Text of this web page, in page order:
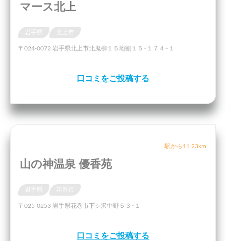
マース北上
岩手県
〒024-0072 岩手県北上市北鬼柳１５地割１５−１７４−１
口コミをご投稿する
駅から11.23km
山の神温泉 優香苑
岩手県
〒025-0253 岩手県花巻市下シ沢中野５３−１
口コミをご投稿する